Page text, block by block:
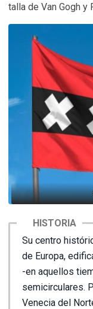
talla de Van Gogh y
HISTORIA
Su centro
de Europa,
-en aquellos
semicirculares.
Venecia del